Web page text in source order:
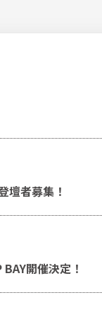
壇者募集！
開催決定！